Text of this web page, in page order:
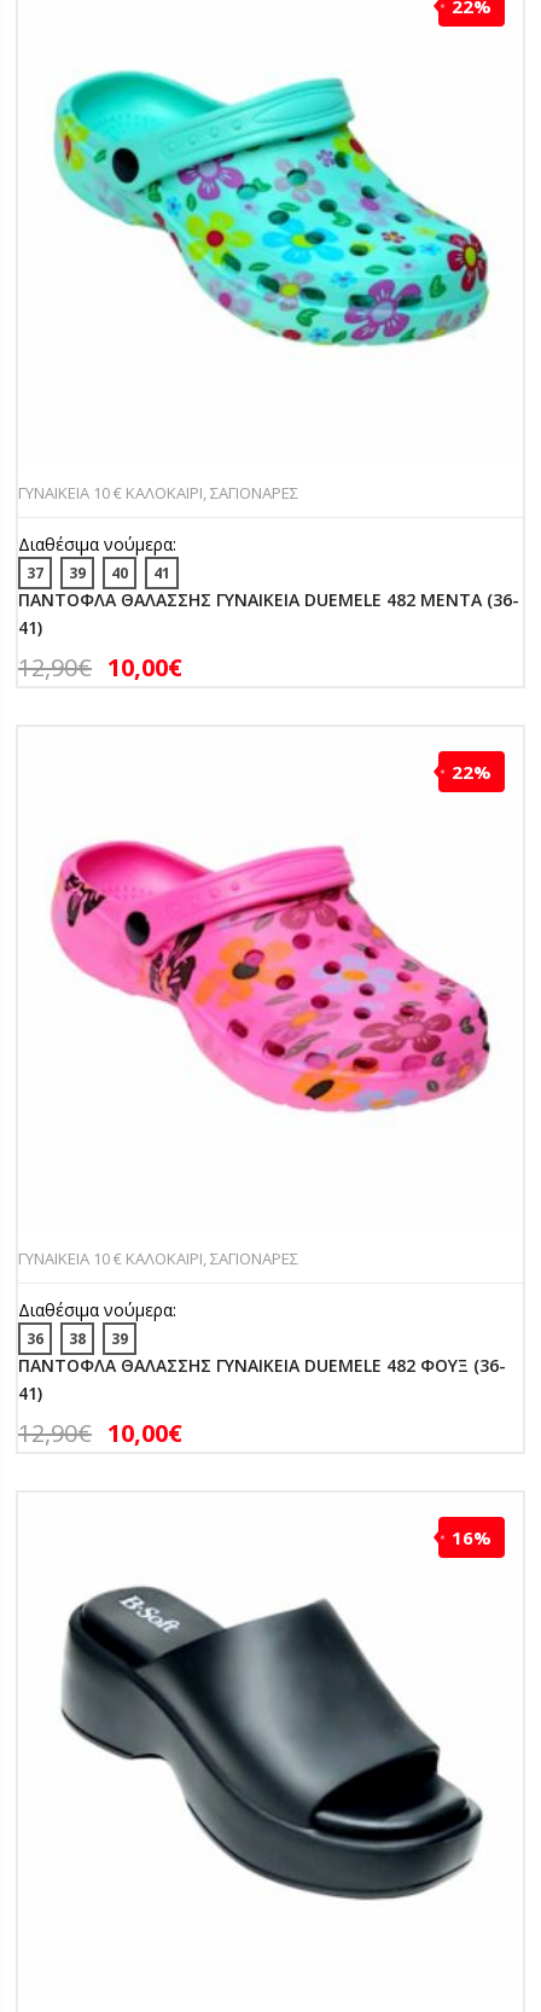
22%
ΓΥΝΑΙΚΕΙΑ 10 € ΚΑΛΟΚΑΙΡΙ,ΣΑΓΙΟΝΑΡΕΣ
Διαθέσιμα νούμερα:
37 39 40 41
ΠΑΝΤΟΦΛΑ ΘΑΛΑΣΣΗΣ ΓΥΝΑΙΚΕΙΑ DUEMELE 482 ΜΕΝΤΑ (36-
41)
12,90€ 10,00€
22%
ΓΥΝΑΙΚΕΙΑ 10 € ΚΑΛΟΚΑΙΡΙ,ΣΑΓΙΟΝΑΡΕΣ
Διαθέσιμα νούμερα:
36 38 39
ΠΑΝΤΟΦΛΑ ΘΑΛΑΣΣΗΣ ΓΥΝΑΙΚΕΙΑ DUEMELE 482 ΦΟΥΞ (36-
41)
12,90€ 10,00€
16%